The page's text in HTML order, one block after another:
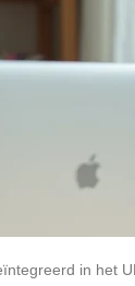
in het